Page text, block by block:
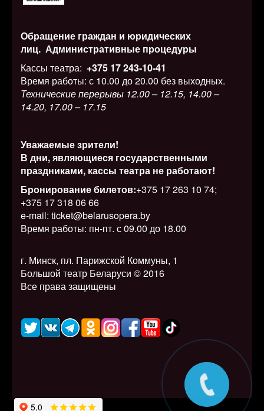
Обращение граждан и юридических
лиц. Административные процедуры
Кассы театра: +375 17 243-10-41
Время работы: с 10.00 до 20.00 без выходных.
Технические перерывы 12.00 – 12.15, 14.00 –
14.20, 17.00 – 17.15
Уважаемые зрители!
В дни, являющиеся государственными
праздниками, кассы театра не работают!
Бронирование билетов:+375 17 263 10 74;
+375 17 318 06 66
e-mail: ticket@belarusopera.by
Время работы: пн-пт. с 09.00 до 18.00
г. Минск, пл. Парижской Коммуны, 1
Большой театр Беларуси © 2016
Все права защищены